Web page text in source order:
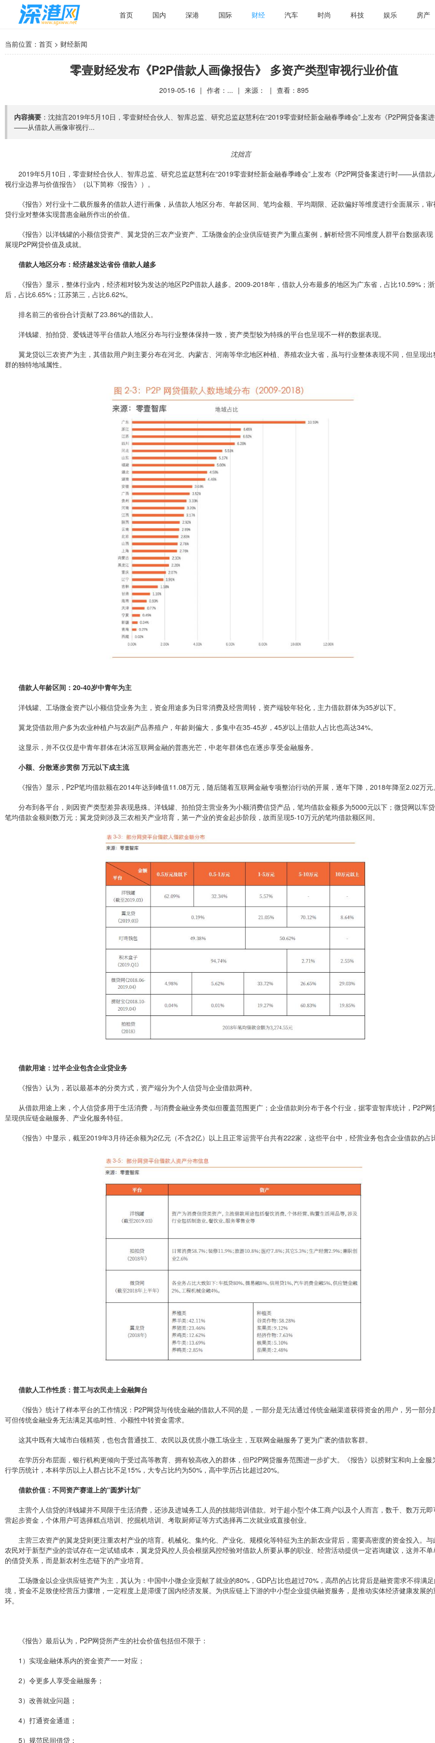
首页 国内 深港 国际 财经 汽车 时尚 科技 娱乐 房产
当前位置： 首页 > 财经新闻
零壹财经发布《P2P借款人画像报告》 多资产类型审视行业价值
2019-05-16 | 作者：... | 来源： | 查看： 895
内容摘要 ：沈拙言2019年5月10日，零壹财经合伙人、智库总监、研究总监赵慧利在“2019零壹财经新金融春季峰会”上发布《P2P网贷备案
——从借款人画像审视行...
沈拙言
2019年5月10日，零壹财经合伙人、智库总监、研究总监赵慧利在“2019零壹财经新金融春季峰会”上发布《P2P网贷备案进行时——从借款
视行业边界与价值报告》（以下简称《报告》）。
《报告》对行业十二载所服务的借款人进行画像，从借款人地区分布、年龄区间、笔均金额、平均期限、还款偏好等维度进行全面展示，审
贷行业对整体实现普惠金融所作出的价值。
《报告》以洋钱罐的小额信贷资产、翼龙贷的三农产业资产、工场微金的企业供应链资产为重点案例，解析经营不同维度人群平台数据表现
展现P2P网贷价值及成就。
借款人地区分布：经济越发达省份 借款人越多
《报告》显示，整体行业内，经济相对较为发达的地区P2P借款人越多。2009-2018年，借款人分布最多的地区为广东省，占比10.59%；
后，占比6.65%；江苏第三，占比6.62%。
排名前三的省份合计贡献了23.86%的借款人。
洋钱罐、拍拍贷、爱钱进等平台借款人地区分布与行业整体保持一致，资产类型较为特殊的平台也呈现不一样的数据表现。
翼龙贷以三农资产为主，其借款用户则主要分布在河北、内蒙古、河南等华北地区种植、养殖农业大省，虽与行业整体表现不同，但呈现
群的独特地域属性。
借款人年龄区间：20-40岁中青年为主
洋钱罐、工场微金资产以小额信贷业务为主，资金用途多为日常消费及经营周转，资产端较年轻化，主力借款群体为35岁以下。
翼龙贷借款用户多为农业种植户与农副产品养殖户，年龄则偏大，多集中在35-45岁，45岁以上借款人占比也高达34%。
这显示，并不仅仅是中青年群体在沐浴互联网金融的普惠光芒，中老年群体也在逐步享受金融服务。
小额、分散逐步贯彻 万元以下成主流
《报告》显示，P2P笔均借款额在2014年达到峰值11.08万元，随后随着互联网金融专项整治行动的开展，逐年下降，2018年降至2.02万元。
分布到各平台，则因资产类型差异表现悬殊。洋钱罐、拍拍贷主营业务为小额消费信贷产品，笔均借款金额多为5000元以下；微贷网以车贷
笔均借款金额则数万元；翼龙贷则涉及三农相关产业培育，第一产业的资金起步阶段，故而呈现5-10万元的笔均借款额区间。
借款用途：过半企业包含企业贷业务
《报告》认为，若以最基本的分类方式，资产端分为个人信贷与企业借款两种。
从借款用途上来，个人信贷多用于生活消费，与消费金融业务类似但覆盖范围更广；企业借款则分布于各个行业，据零壹智库统计，P2P网
呈现供应链金融服务、产业化服务特征。
《报告》中显示，截至2019年3月待还余额为2亿元（不含2亿）以上且正常运营平台共有222家，这些平台中，经营业务包含企业借款的占
借款人工作性质：普工与农民走上金融舞台
《报告》统计了样本平台的工作情况：P2P网贷与传统金融的借款人不同的是，一部分是无法通过传统金融渠道获得资金的用户，另一部分
可但传统金融业务无法满足其临时性、小额性中转资金需求。
这其中既有大城市白领精英，也包含普通技工、农民以及优质小微工场业主，互联网金融服务了更为广袤的借款客群。
在学历分布层面，银行机构更倾向于受过高等教育、拥有较高收入的群体，但P2P网贷服务范围进一步扩大。《报告》以捞财宝和向上金服
行学历统计，本科学历以上人群占比不足15%，大专占比约为50%，高中学历占比超过20%。
借款价值：不同资产赛道上的“圆梦计划”
主营个人信贷的洋钱罐并不局限于生活消费，还涉及进城务工人员的技能培训借款。对于超小型个体工商户以及个人而言，数千、数万元
营起步资金，个体用户可选择糕点培训、挖掘机培训、考取厨师证等方式选择再二次就业或直接创业。
主营三农资产的翼龙贷则更注重农村产业的培育。机械化、集约化、产业化、规模化等特征为主的新农业背后，需要高密度的资金投入。与
农民对于新型产业的尝试存在一定试错成本，翼龙贷风控人员会根据风控经验对借款人所要从事的职业、经营活动提供一定咨询建议，这并不
的借贷关系，而是新农村生态链下的产业培育。
工场微金以企业供应链资产为主，其认为：中国中小微企业贡献了就业的80%，GDP占比也超过70%，高昂的占比背后是融资需求不得满
境，资金不足致使经营压力骤增，一定程度上是滞缓了国内经济发展。为供应链上下游的中小型企业提供融资服务，是推动实体经济健康发展
环。
《报告》最后认为，P2P网贷所产生的社会价值包括但不限于：
1）实现金融体系内的资金资产一一对应；
2）令更多人享受金融服务；
3）改善就业问题；
4）打通资金通道；
5）规范民间借贷；